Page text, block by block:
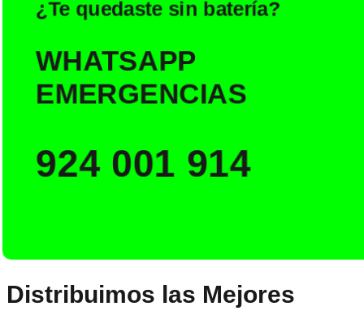
¿Te quedaste sin batería?
WHATSAPP
EMERGENCIAS
924 001 914
Distribuimos las Mejores